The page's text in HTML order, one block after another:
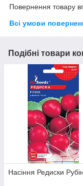
Повернення товару
Всі умови
Подібні товари
Насіння Редиски